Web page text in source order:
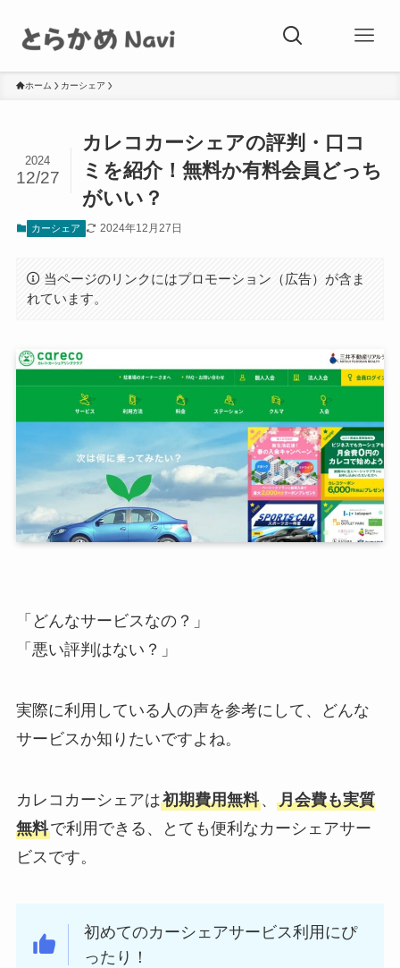
ホーム カーシェア
カレコカーシェアの評判・口コ
ミを紹介！無料か有料会員どっち
がいい？
2024
12/27
カーシェア 2024年12月27日
当ページのリンクにはプロモーション（広告）が含ま
れています。
「どんなサービスなの？」
「悪い評判はない？」
実際に利用している人の声を参考にして、どんな
サービスか知りたいですよね。
カレコカーシェアは初期費用無料、 月会費も実質
無料で利用できる、とても便利なカーシェアサー
ビスです。
初めてのカーシェアサービス利用にぴ
ったり！